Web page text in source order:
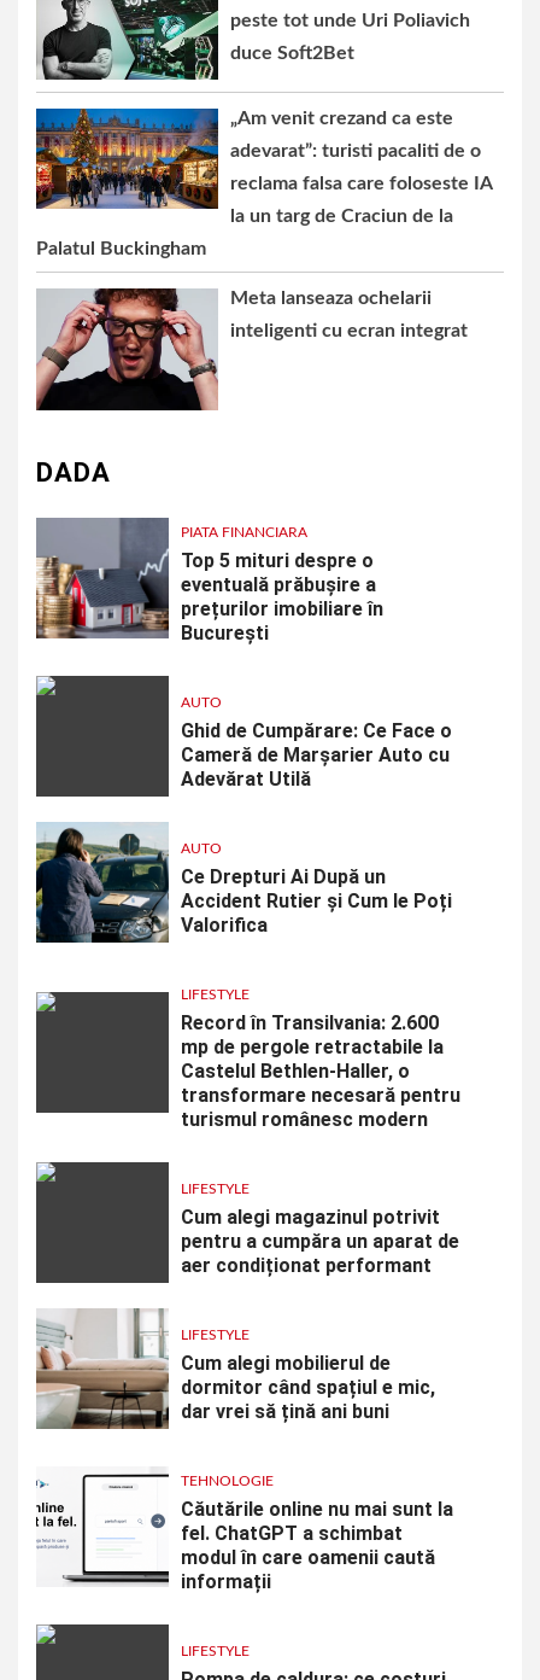
peste tot unde Uri Poliavich
duce Soft2Bet
„Am venit crezand ca este
adevarat”: turisti pacaliti de o
reclama falsa care foloseste IA
la un targ de Craciun de la
Palatul Buckingham
Meta lanseaza ochelarii
inteligenti cu ecran integrat
DADA
PIATA FINANCIARA
Top 5 mituri despre o
eventuală prăbușire a
prețurilor imobiliare în
București
AUTO
Ghid de Cumpărare: Ce Face o
Cameră de Marșarier Auto cu
Adevărat Utilă
AUTO
Ce Drepturi Ai După un
Accident Rutier și Cum le Poți
Valorifica
LIFESTYLE
Record în Transilvania: 2.600
mp de pergole retractabile la
Castelul Bethlen-Haller, o
transformare necesară pentru
turismul românesc modern
LIFESTYLE
Cum alegi magazinul potrivit
pentru a cumpăra un aparat de
aer condiționat performant
LIFESTYLE
Cum alegi mobilierul de
dormitor când spațiul e mic,
dar vrei să țină ani buni
TEHNOLOGIE
Căutările online nu mai sunt la
fel. ChatGPT a schimbat
modul în care oamenii caută
informații
LIFESTYLE